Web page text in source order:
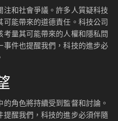
和社會爭議。許多人質疑科技
能帶來的道德責任。科技公司
量其可能帶來的人權和隱私問
件也提醒我們，科技的進步必
角色將持續受到監督和討論。
提醒我們，科技的進步必須伴隨